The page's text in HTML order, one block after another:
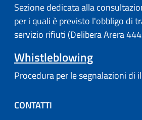
Sezione dedicata alla
per i quali è previsto l'obbligo di
servizio rifiuti (Delibera Arera
Whistleblowing
Procedura per le segnalazioni di
CONTATTI